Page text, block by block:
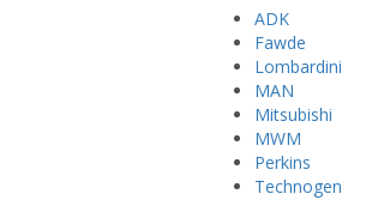
ADK
Fawde
Lombardini
MAN
Mitsubishi
MWM
Perkins
Technogen